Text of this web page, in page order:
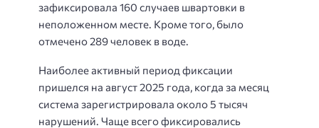
зафиксировала 160 случаев швартовки в
неположенном месте. Кроме того, было
отмечено 289 человек в воде.
Наиболее активный период фиксации
пришелся на август 2025 года, когда за месяц
система зарегистрировала около 5 тысяч
нарушений. Чаще всего фиксировались